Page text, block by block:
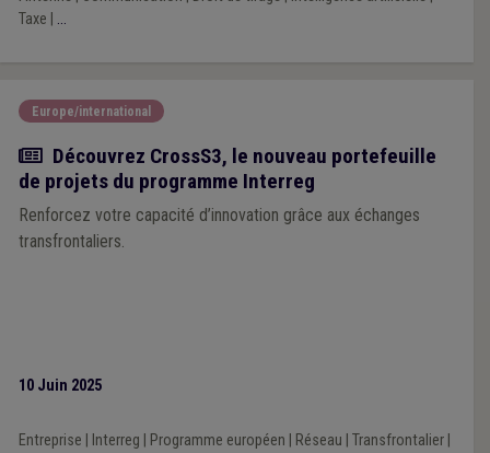
Taxe
...
Europe/international
Actualité
Découvrez CrossS3, le nouveau portefeuille
de projets du programme Interreg
Renforcez votre capacité d’innovation grâce aux échanges
transfrontaliers.
10 Juin 2025
Entreprise Interreg Programme européen Réseau Transfrontalier|